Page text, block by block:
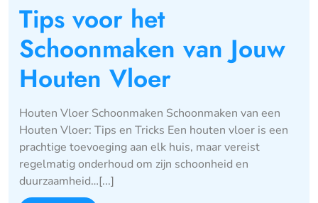
Tips voor het
Schoonmaken van Jouw
Houten Vloer
Houten Vloer Schoonmaken Schoonmaken van een
Houten Vloer: Tips en Tricks Een houten vloer is een
prachtige toevoeging aan elk huis, maar vereist
regelmatig onderhoud om zijn schoonheid en
duurzaamheid…[...]